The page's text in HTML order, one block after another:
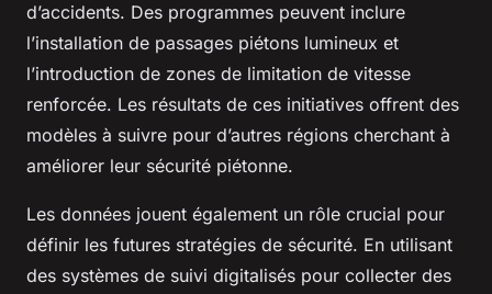
d’accidents. Des programmes peuvent inclure
l’installation de passages piétons lumineux et
l’introduction de zones de limitation de vitesse
renforcée. Les résultats de ces initiatives offrent des
modèles à suivre pour d’autres régions cherchant à
améliorer leur sécurité piétonne.
Les données jouent également un rôle crucial pour
définir les futures stratégies de sécurité. En utilisant
des systèmes de suivi digitalisés pour collecter des